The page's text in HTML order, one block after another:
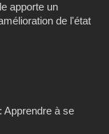
apporte un
de l'état
Apprendre à se